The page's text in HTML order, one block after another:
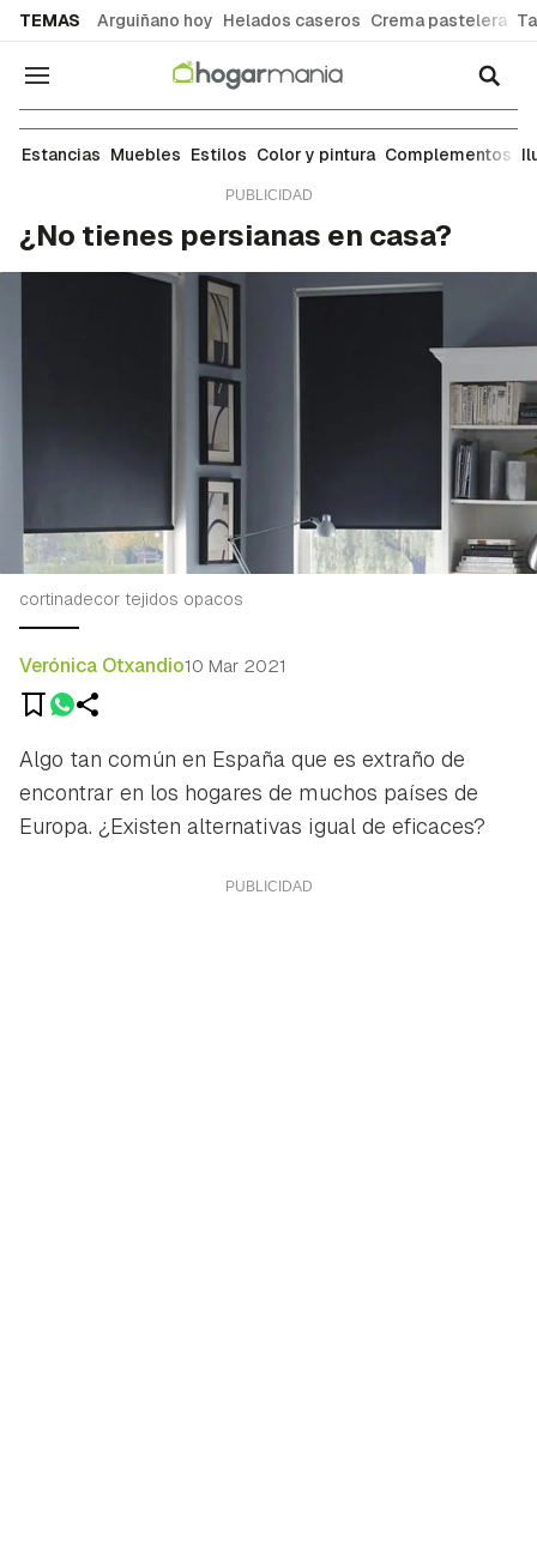
TEMAS Arguiñano hoy Helados caseros Crema pastelera
Navegación
Complementos
Estancias Muebles Estilos Color y pintura Complementos
¿No tienes persianas en casa?
cortinadecor tejidos opacos
Verónica Otxandio10 Mar 2021
Algo tan común en España que es extraño de
encontrar en los hogares de muchos países de
Europa. ¿Existen alternativas igual de eficaces?